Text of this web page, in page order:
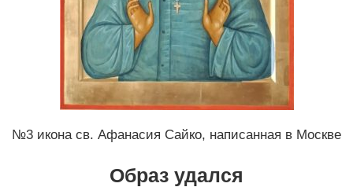
№3 икона св. Афанасия Сайко, написанная в Москве
Образ удался